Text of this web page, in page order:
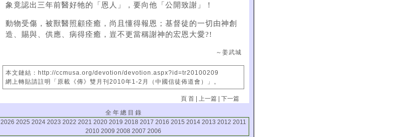
象竟認出三年前醫好牠的「恩人」，要向他「公開致謝」！
動物受傷，被獸醫照顧痊癒，尚且懂得報恩；基督徒的一切由神創
造、賜與、供應、病得痊癒，豈不更當稱謝神的宏恩大愛?!
～姜武城
本文鏈結：http://ccmusa.org/devotion/devotion.aspx?id=tr20100209
網上轉貼請註明「原載《傳》雙月刊2010年1-2月（中國信徒佈道會）」。
頁 首 |上一篇 |下一篇
全 年 總 目 錄
2026 2025 2024 2023 2022 2021 2020 2019 2018 2017 2016 2015 2014 2013 2012 2011
2010 2009 2008 2007 2006